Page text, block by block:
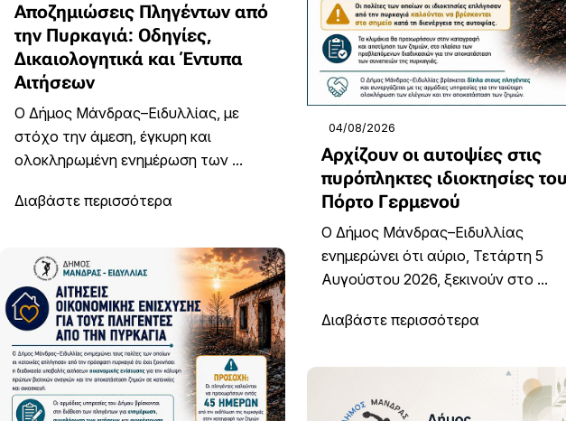
Αποζημιώσεις Πληγέντων από
την Πυρκαγιά: Οδηγίες,
Δικαιολογητικά και Έντυπα
Αιτήσεων
Ο Δήμος Μάνδρας–Ειδυλλίας, με
στόχο την άμεση, έγκυρη και
ολοκληρωμένη ενημέρωση των ...
Διαβάστε περισσότερα
04/08/2026
Αρχίζουν οι αυτοψίες στις
πυρόπληκτες ιδιοκτησίες του
Πόρτο Γερμενού
Ο Δήμος Μάνδρας–Ειδυλλίας
ενημερώνει ότι αύριο, Τετάρτη 5
Αυγούστου 2026, ξεκινούν στο ...
Διαβάστε περισσότερα